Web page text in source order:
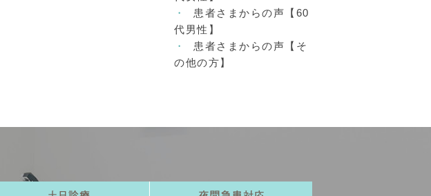
患者さまからの声【60
代男性】
患者さまからの声【そ
の他の方】